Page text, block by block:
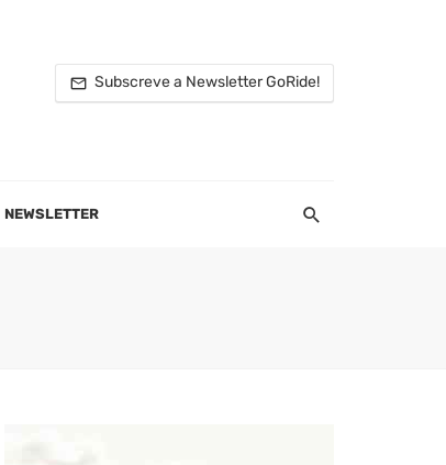
Subscreve a Newsletter GoRide!
NEWSLETTER